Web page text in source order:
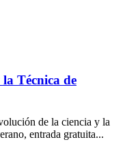
Técnica de
de la ciencia y la
entrada gratuita...